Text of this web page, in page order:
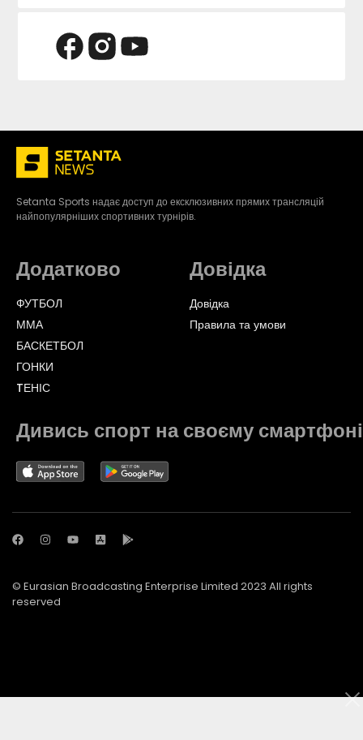
Setanta Sports надає доступ до ексклюзивних прямих трансляцій
найпопулярніших спортивних турнірів.
Додатково
ФУТБОЛ
ММА
БАСКЕТБОЛ
ГОНКИ
TЕНІС
Довідка
Довідка
Правила та умови
Дивись спорт на своєму смартфоні
© Eurasian Broadcasting Enterprise Limited 2023 All rights
reserved